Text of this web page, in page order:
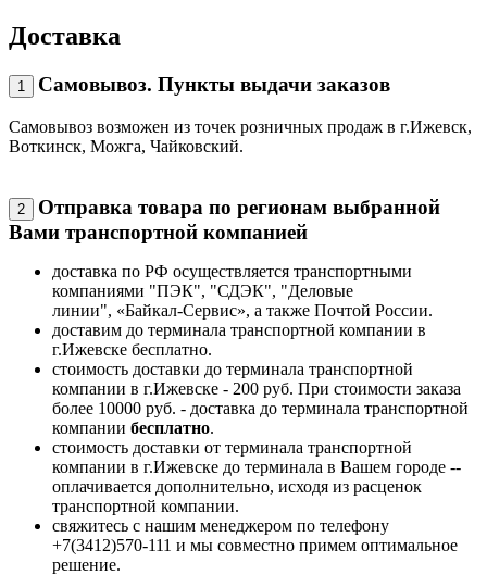
Доставка
1 Самовывоз. Пункты выдачи заказов
Самовывоз возможен из точек розничных продаж в г.Ижевск,
Воткинск, Можга, Чайковский.
2
Отправка товара по регионам выбранной
Вами транспортной компанией
доставка по РФ осуществляется транспортными
компаниями "ПЭК", "СДЭК", "Деловые
линии", «Байкал-Сервис», а также Почтой России.
доставим до терминала транспортной компании в
г.Ижевске бесплатно.
стоимость доставки до терминала транспортной
компании в г.Ижевске - 200 руб. При стоимости заказа
более 10000 руб. - доставка до терминала транспортной
компании бесплатно.
стоимость доставки от терминала транспортной
компании в г.Ижевске до терминала в Вашем городе --
оплачивается дополнительно, исходя из расценок
транспортной компании.
свяжитесь с нашим менеджером по телефону
+7(3412)570-111 и мы совместно примем оптимальное
решение.